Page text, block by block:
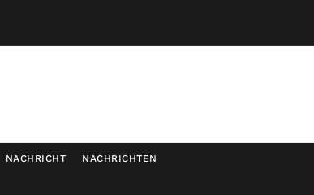
NACHRICHT NACHRICHTEN